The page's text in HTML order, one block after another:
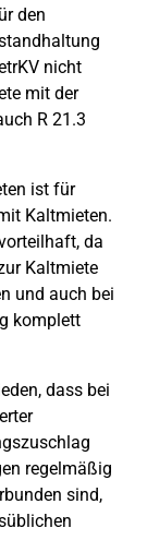
den
nicht
mit der
R 21.3
ist für
Kaltmieten.
da
Kaltmiete
und auch bei
komplett
dass bei
regelmäßig
sind,